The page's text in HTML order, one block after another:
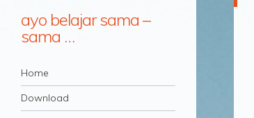
ayo belajar sama –
sama …
Navigation
Skip to content
Home
Download